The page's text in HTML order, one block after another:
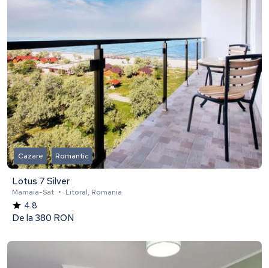
Cazare Romantic
Lotus 7 Silver
Mamaia-Sat • Litoral, Romania
4.8
De la 380 RON